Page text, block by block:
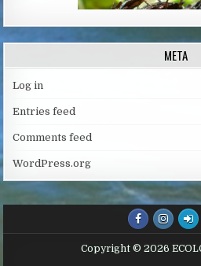
META
Log in
Entries feed
Comments feed
WordPress.org
Copyright © 2026